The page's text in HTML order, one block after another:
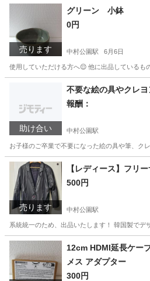
愛知 名古屋市 中村公園駅
売ります
グリーン 小鉢
0円
中村公園駅 6月6日
使用していただける方へ😌 他に出品している
中村公園駅 食器
助け合い
不要な絵の具やクレヨ
報酬：
中村公園駅
お子様のご卒業で不要になった絵の具や筆、ク
愛知 名古屋市 中村公園駅 買いた
売ります
【レディース】フリ
500円
中村公園駅
系統統一のため、出品いたします！ 韓国製で
愛知 名古屋市 中村公園駅 ジャケ
12cm HDMI延長ケー
メス アダプター
300円